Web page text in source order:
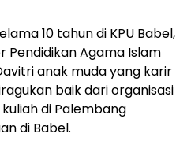
10 tahun di KPU Babel,
Pendidikan Agama Islam
anak muda yang karir
baik dari organisasi
di Palembang
di Babel.